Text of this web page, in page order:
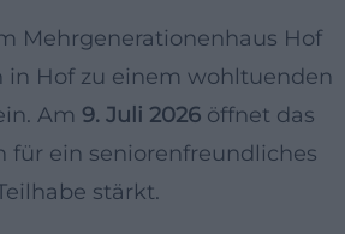
Mehrgenerationenhaus Hof
in Hof zu einem wohltuenden
Am 9. Juli 2026 öffnet das
für ein seniorenfreundliches
stärkt.